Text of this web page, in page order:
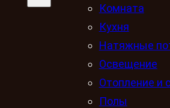
Комната
Кухня
Натяжные
Освещение
Отопление и
Полы